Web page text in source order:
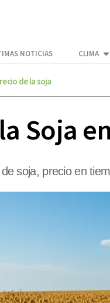
NOTICIAS CLIMA
de la soja
Soja
soja, precio en